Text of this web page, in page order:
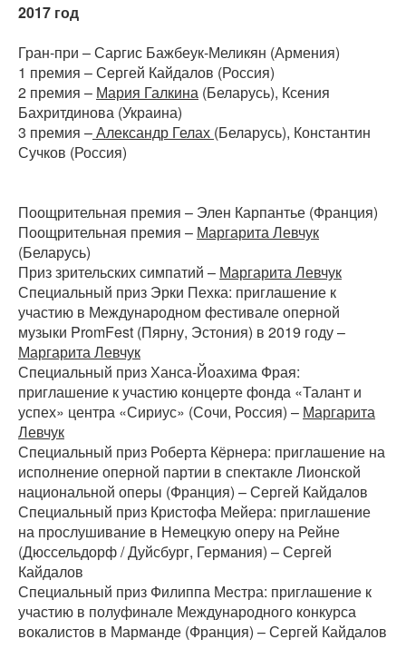
2017 год
Гран-при – Саргис Бажбеук-Меликян (Армения)
1 премия – Сергей Кайдалов (Россия)
2 премия – Мария Галкина (Беларусь), Ксения
Бахритдинова (Украина)
3 премия –Александр Гелах (Беларусь), Константин
Сучков (Россия)
Поощрительная премия – Элен Карпантье (Франция)
Поощрительная премия – Маргарита Левчук
(Беларусь)
Приз зрительских симпатий – Маргарита Левчук
Специальный приз Эрки Пехка: приглашение к
участию в Международном фестивале оперной
музыки PromFest (Пярну, Эстония) в 2019 году –
Маргарита Левчук
Специальный приз Ханса-Йоахима Фрая:
приглашение к участию концерте фонда «Талант и
успех» центра «Сириус» (Сочи, Россия) – Маргарита
Левчук
Специальный приз Роберта Кёрнера: приглашение на
исполнение оперной партии в спектакле Лионской
национальной оперы (Франция) – Сергей Кайдалов
Специальный приз Кристофа Мейера: приглашение
на прослушивание в Немецкую оперу на Рейне
(Дюссельдорф / Дуйсбург, Германия) – Сергей
Кайдалов
Специальный приз Филиппа Местра: приглашение к
участию в полуфинале Международного конкурса
вокалистов в Марманде (Франция) – Сергей Кайдалов